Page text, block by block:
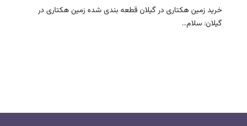
خرید زمین هکتاری در گیلان قطعه بندی شده زمین هکتاری در
گیلان: سلام...